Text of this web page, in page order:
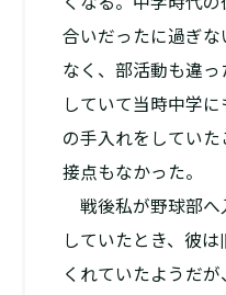
合いだったに過ぎ
なく、部活動も違
していて当時中学
の手入れをしてい
接点もなかった。
戦後私が野球部へ
していたとき、彼
くれていたようだ